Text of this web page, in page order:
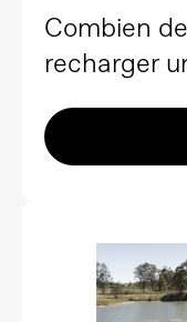
Combien
recharger